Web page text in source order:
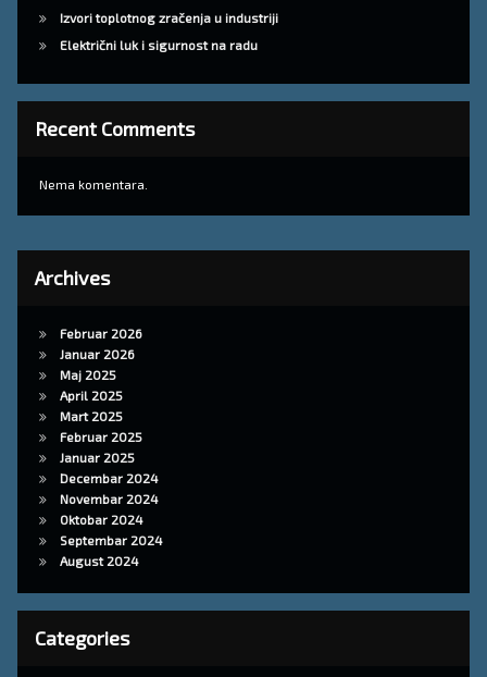
Izvori toplotnog zračenja u industriji
Električni luk i sigurnost na radu
Recent Comments
Nema komentara.
Archives
Februar 2026
Januar 2026
Maj 2025
April 2025
Mart 2025
Februar 2025
Januar 2025
Decembar 2024
Novembar 2024
Oktobar 2024
Septembar 2024
August 2024
Categories